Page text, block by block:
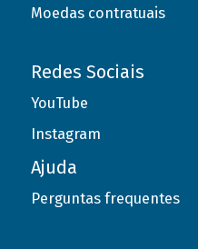
Moedas contratuais
Redes Sociais
YouTube
Instagram
Ajuda
Perguntas frequentes